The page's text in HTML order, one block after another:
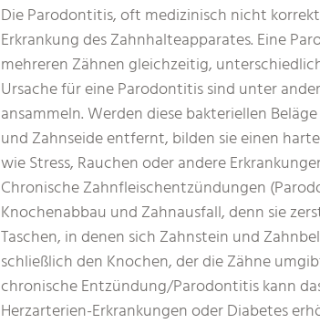
Die Parodontitis, oft medizinisch nicht
Erkrankung des Zahnhalteapparates. Eine
mehreren Zähnen gleichzeitig,
Ursache für eine Parodontitis sind unter
ansammeln. Werden diese bakteriellen
und Zahnseide entfernt, bilden sie einen
wie Stress, Rauchen oder andere
Chronische Zahnfleischentzündungen
Knochenabbau und Zahnausfall, denn sie
Taschen, in denen sich Zahnstein und
schließlich den Knochen, der die Zähne
chronische Entzündung/Parodontitis kann
Herzarterien-Erkrankungen oder Diabetes